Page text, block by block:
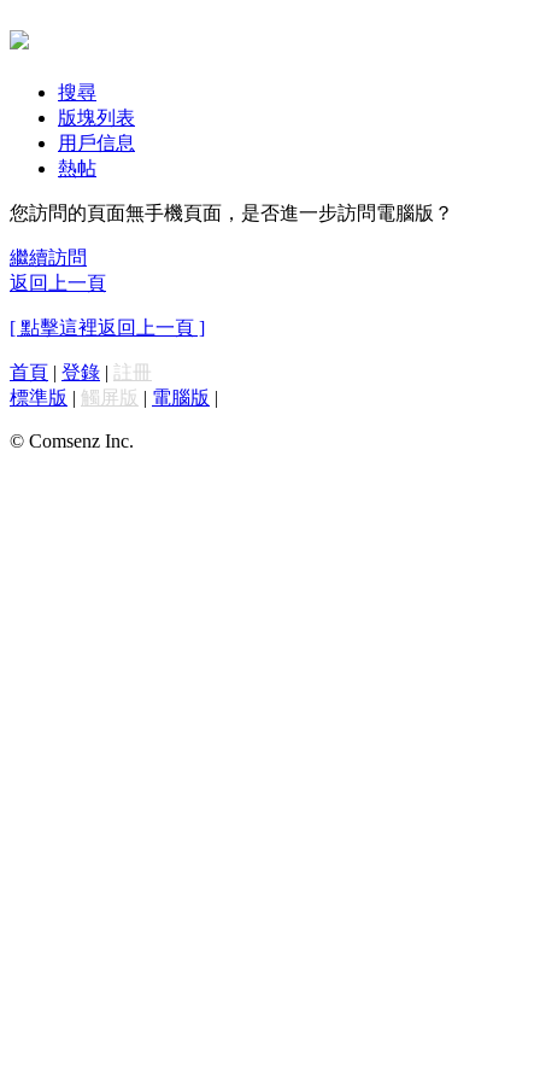
搜尋
版塊列表
用戶信息
熱帖
您訪問的頁面無手機頁面，是否進一步訪問電腦版？
繼續訪問
返回上一頁
[ 點擊這裡返回上一頁 ]
首頁 | 登錄 | 註冊
標準版 | 觸屏版 | 電腦版 |
© Comsenz Inc.